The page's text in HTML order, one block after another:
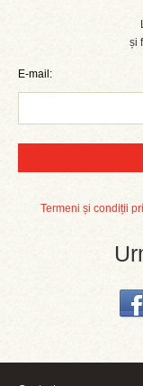
și
E-mail:
Termeni și condiții